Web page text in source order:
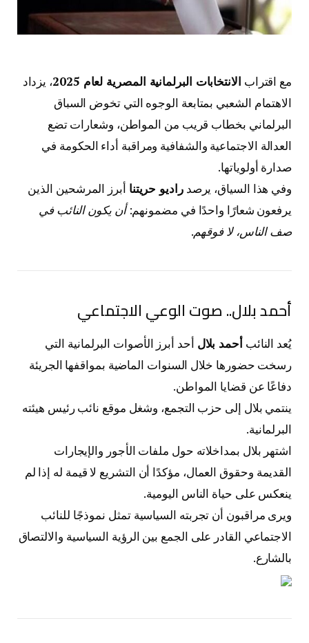
مع اقتراب الانتخابات البرلمانية المصرية لعام 2025
، يزداد
الاهتمام الشعبي بمتابعة الوجوه التي تخوض السباق
البرلماني بخطاب قريب من المواطن، وشعارات تضع
العدالة الاجتماعية والشفافية ومراقبة أداء الحكومة في
صدارة أولوياتها.
وفي هذا السياق، يرصدراديو حريتنا أبرز المرشحين الذين
يرفعون شعارًا واحدًا في مضمونهم:أن يكون النائب في
صف الناس، لا فوقهم.
أحمد بلال.. صوت الوعي الاجتماعي
يُعد النائبأحمد بلال أحد أبرز الأصوات البرلمانية التي
رسخت حضورها خلال السنوات الماضية بمواقفها الجريئة
دفاعًا عن قضايا المواطن.
ينتمي بلال إلى حزب التجمع، وشغل موقع نائب رئيس هيئته
البرلمانية.
اشتهر بلال بمداخلاته حول ملفات الأجور والإيجارات
القديمة وحقوق العمال، مؤكدًا أن التشريع لا قيمة له إذا لم
ينعكس على حياة الناس اليومية.
ويرى مراقبون أن تجربته السياسية تمثل نموذجًا للنائب
الاجتماعي القادر على الجمع بين الرؤية السياسية والالتصاق
بالشارع.